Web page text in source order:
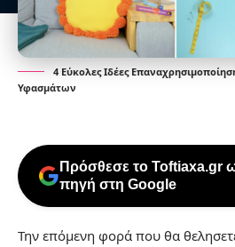
4 Εύκολες Ιδέες
Υφασμάτων
Πρόσθεσε το Toftiaxa.gr
πηγή στη Google
Την επόμενη φορά που θα